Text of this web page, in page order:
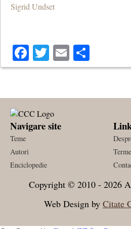
Sigrid Undset
Facebook
Twitter
Email
Navigare site
Teme
Autori
Enciclopedie
Copyright © 2010 - 2026
Web Design by Citate